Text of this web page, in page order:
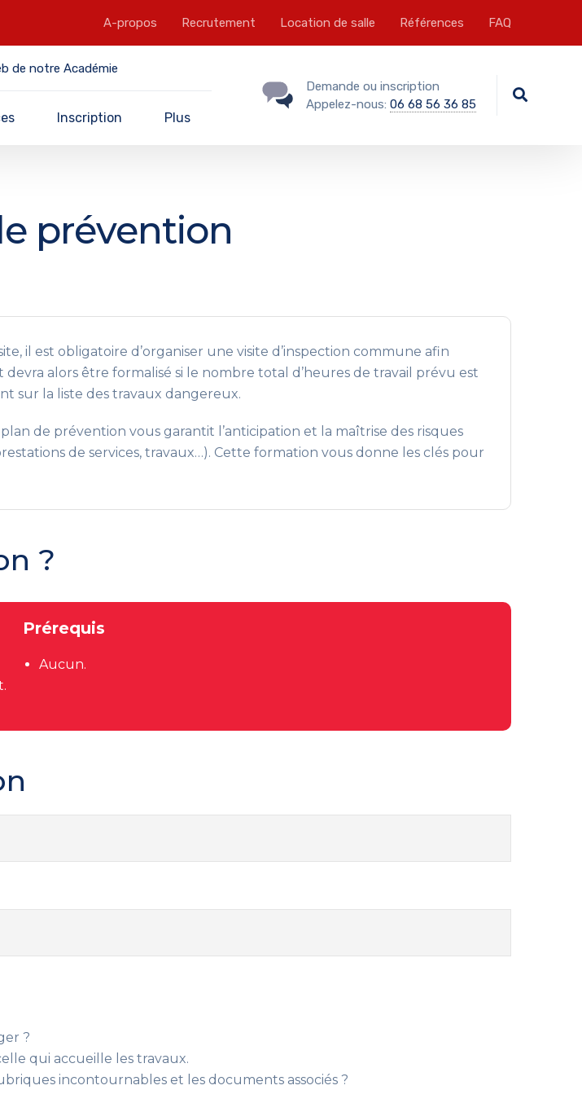
A-propos Recrutement Location de salle Références FAQ
de notre Académie
Inscription Plus
Demande ou inscription
Appelez-nous: 06 68 56 36 85
prévention
il est obligatoire d’organiser une visite d’inspection commune afin
alors être formalisé si le nombre total d’heures de travail prévu est
sur la liste des travaux dangereux.
de prévention vous garantit l’anticipation et la maîtrise des risques
de services, travaux…). Cette formation vous donne les clés pour
?
Prérequis
Aucun.
?
qui accueille les travaux.
incontournables et les documents associés ?